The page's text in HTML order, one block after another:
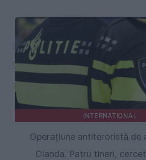
INTERNATIONAL
Operațiune antiteroristă de
Olanda. Patru tineri,